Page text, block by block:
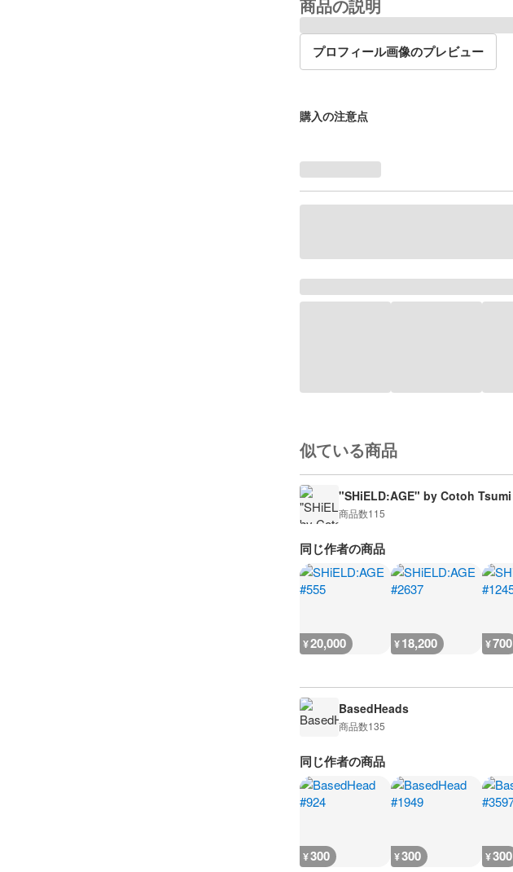
商品の説明
プロフィール画像のプレビュー
購入の注意点
似ている商品
"SHiELD:AGE" by Cotoh Tsumi
商品数115
同じ作者の商品
¥20,000 ¥18,200 ¥700
BasedHeads
商品数135
同じ作者の商品
¥300 ¥300 ¥300